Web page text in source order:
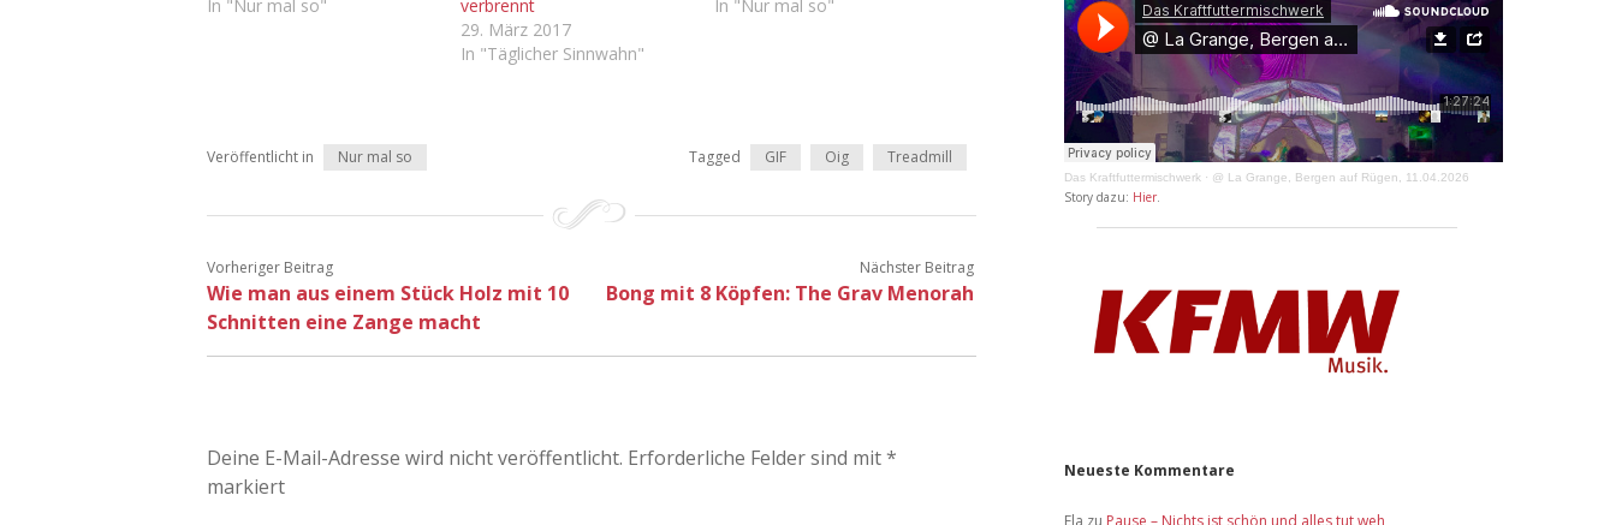
In "Nur mal so"
verbrennt
29. März 2017
In "Täglicher Sinnwahn"
In "Nur mal so"
Veröffentlicht in Nur mal so Tagged GIF Oig Treadmill
Vorheriger Beitrag
Wie man aus einem Stück Holz mit 10
Schnitten eine Zange macht
Nächster Beitrag
Bong mit 8 Köpfen: The Grav Menorah
Deine E-Mail-Adresse wird nicht veröffentlicht. Erforderliche Felder sind mit*
markiert
Das Kraftfuttermischwerk · @ La Grange, Bergen auf Rügen, 11.04.2026
Story dazu: Hier.
Neueste Kommentare
Ela zu Pause – Nichts ist schön und alles tut weh